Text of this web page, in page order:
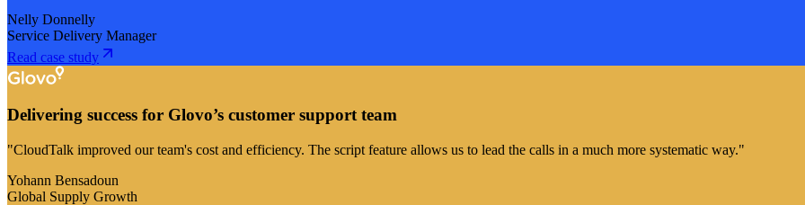
Nelly Donnelly
Service Delivery Manager
Read case study
Delivering success for Glovo’s customer support team
"CloudTalk improved our team's cost and efficiency. The script feature allows us to lead the calls in a much more systematic way."
Yohann Bensadoun
Global Supply Growth